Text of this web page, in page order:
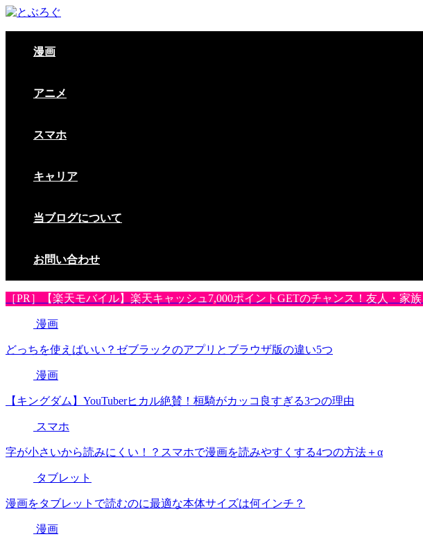
漫画
アニメ
スマホ
キャリア
当ブログについて
お問い合わせ
［PR］【楽天モバイル】楽天キャッシュ7,000ポイントGETのチャンス！友人・
漫画
どっちを使えばいい？ゼブラックのアプリとブラウザ版の違い5つ
漫画
【キングダム】YouTuberヒカル絶賛！桓騎がカッコ良すぎる3つの理由
スマホ
字が小さいから読みにくい！？スマホで漫画を読みやすくする4つの方法＋α
タブレット
漫画をタブレットで読むのに最適な本体サイズは何インチ？
漫画